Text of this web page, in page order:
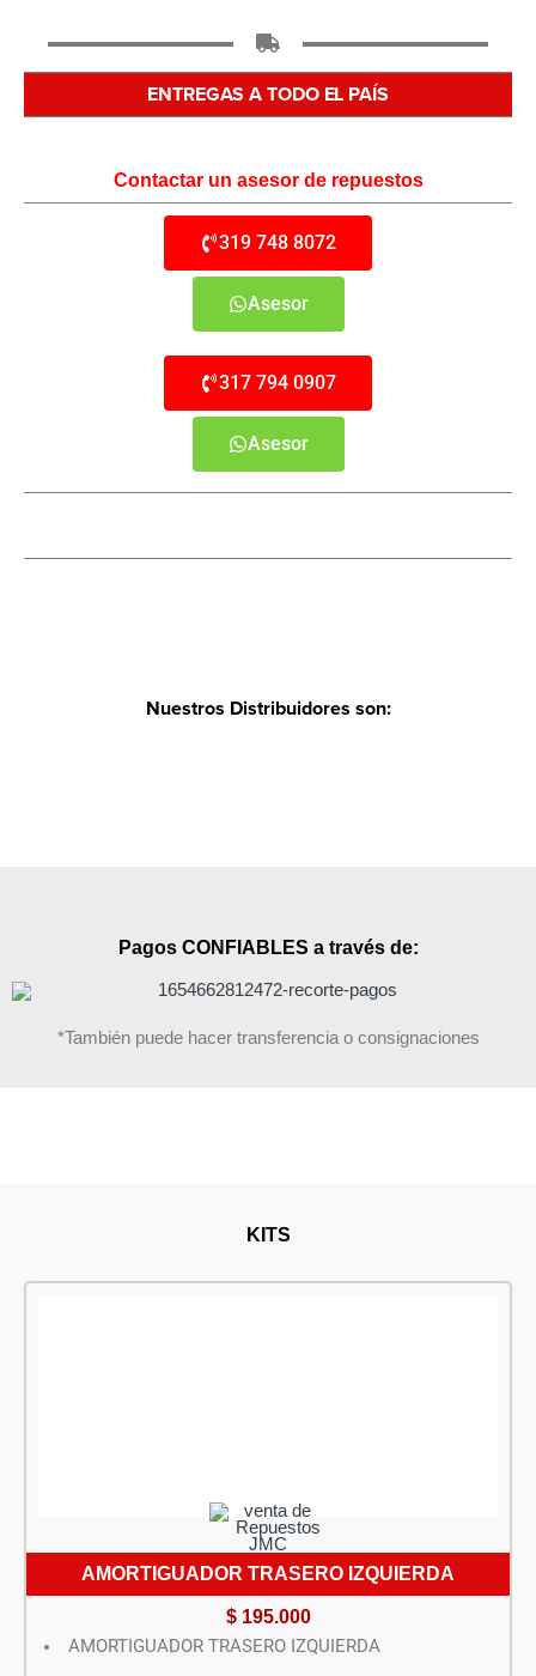
ENTREGAS A TODO EL PAÍS
Contactar un asesor de repuestos
319 748 8072
Asesor
317 794 0907
Asesor
Nuestros Distribuidores son:
Pagos CONFIABLES a través de:
*También puede hacer transferencia o consignaciones
KITS
AMORTIGUADOR TRASERO IZQUIERDA
$195.000
AMORTIGUADOR TRASERO IZQUIERDA